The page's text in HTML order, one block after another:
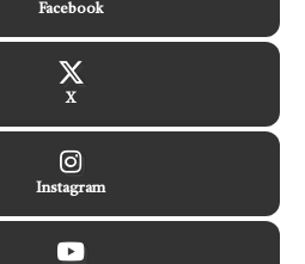
Facebook
X
Instagram